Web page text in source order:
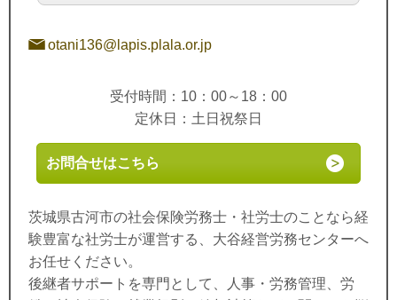
otani136@lapis.plala.or.jp
受付時間：10：00～18：00
定休日：土日祝祭日
お問合せはこちら
茨城県古河市の社会保険労務士・社労士のことなら経
験豊富な社労士が運営する、大谷経営労務センターへ
お任せください。
後継者サポートを専門として、人事・労務管理、労